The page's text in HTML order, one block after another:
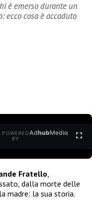
è emerso durante un
ecco cosa è accaduto
POWERED
BY
AdhubMedia
Fratello
dalla morte delle
madre: la sua storia.